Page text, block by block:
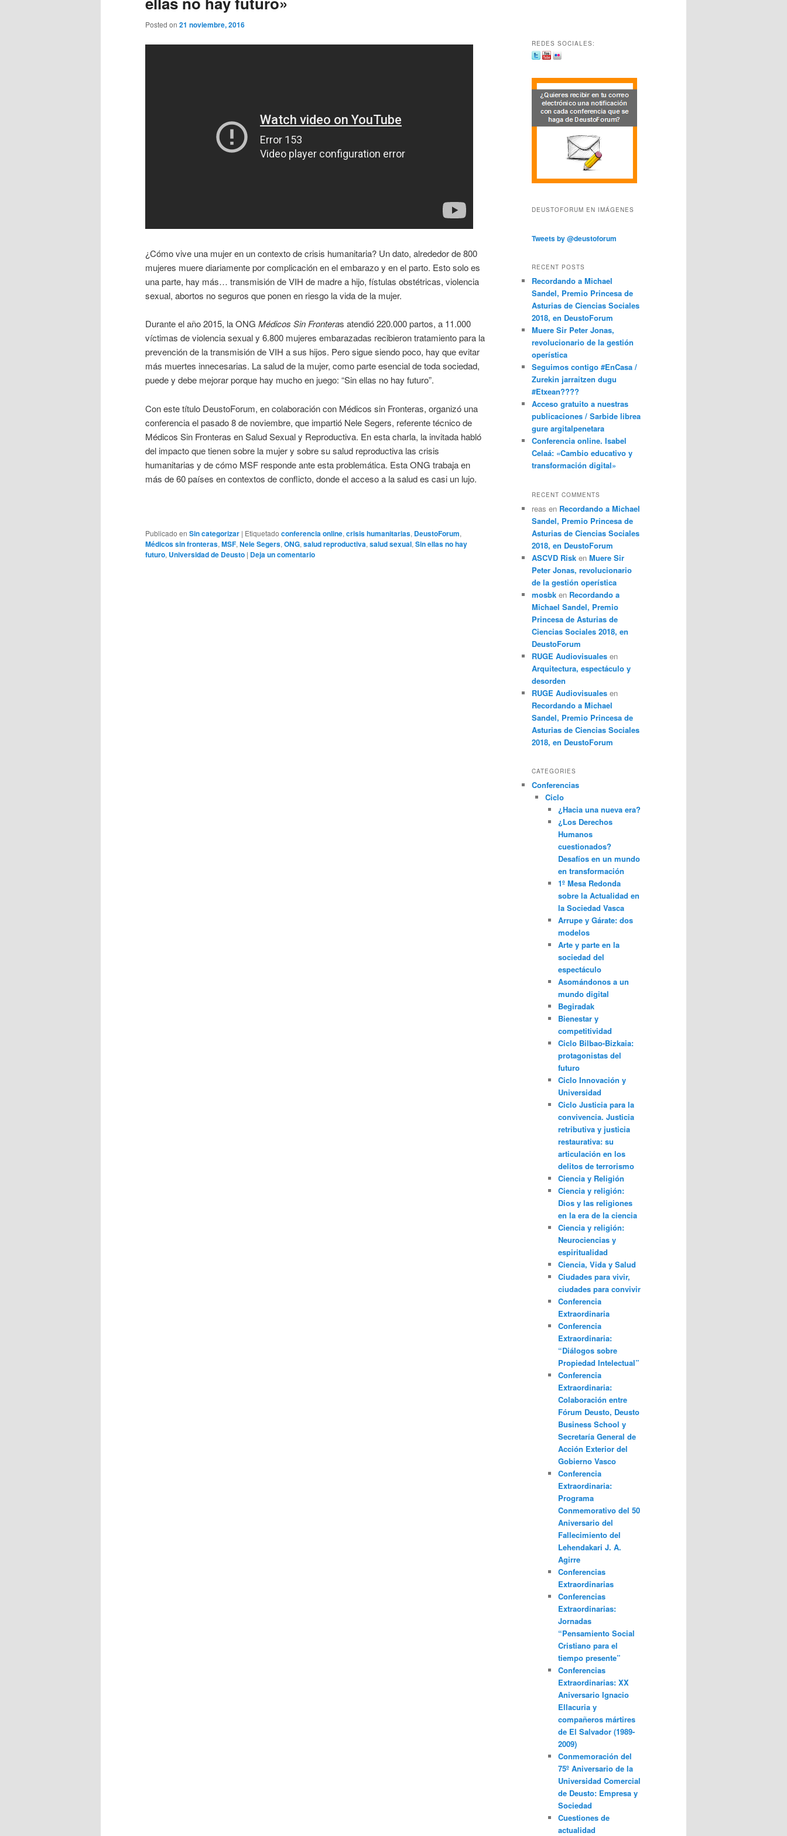
Posted on 21 noviembre, 2016
¿Cómo vive una mujer en un contexto de crisis humanitaria? Un dato, alrededor de 800
mujeres muere diariamente por complicación en el embarazo y en el parto. Esto solo es
una parte, hay más… transmisión de VIH de madre a hijo, fístulas obstétricas, violencia
sexual, abortos no seguros que ponen en riesgo la vida de la mujer.
Durante el año 2015, la ONG Médicos Sin Fronteras atendió 220.000 partos, a 11.000
víctimas de violencia sexual y 6.800 mujeres embarazadas recibieron tratamiento para la
prevención de la transmisión de VIH a sus hijos. Pero sigue siendo poco, hay que evitar
más muertes innecesarias. La salud de la mujer, como parte esencial de toda sociedad,
puede y debe mejorar porque hay mucho en juego: “Sin ellas no hay futuro”.
Con este título DeustoForum, en colaboración con Médicos sin Fronteras, organizó una
conferencia el pasado 8 de noviembre, que impartió Nele Segers, referente técnico de
Médicos Sin Fronteras en Salud Sexual y Reproductiva. En esta charla, la invitada habló
del impacto que tienen sobre la mujer y sobre su salud reproductiva las crisis
humanitarias y de cómo MSF responde ante esta problemática. Esta ONG trabaja en
más de 60 países en contextos de conflicto, donde el acceso a la salud es casi un lujo.
Publicado en Sin categorizar | Etiquetado conferencia online,crisis humanitarias, DeustoForum,
Médicos sin fronteras,MSF,Nele Segers,ONG,salud reproductiva,salud sexual,Sin ellas no hay
futuro, Universidad de Deusto | Deja un comentario
REDES SOCIALES:
DEUSTOFORUM EN IMÁGENES
Tweets by @deustoforum
RECENT POSTS
Recordando a Michael
Sandel, Premio Princesa de
Asturias de Ciencias Sociales
2018, en DeustoForum
Muere Sir Peter Jonas,
revolucionario de la gestión
operística
Seguimos contigo #EnCasa /
Zurekin jarraitzen dugu
#Etxean????
Acceso gratuito a nuestras
publicaciones / Sarbide librea
gure argitalpenetara
Conferencia online. Isabel
Celaá: «Cambio educativo y
transformación digital»
RECENT COMMENTS
reas en Recordando a Michael
Sandel, Premio Princesa de
Asturias de Ciencias Sociales
2018, en DeustoForum
ASCVD Risk en Muere Sir
Peter Jonas, revolucionario
de la gestión operística
mosbk en Recordando a
Michael Sandel, Premio
Princesa de Asturias de
Ciencias Sociales 2018, en
DeustoForum
RUGE Audiovisuales en
Arquitectura, espectáculo y
desorden
RUGE Audiovisuales en
Recordando a Michael
Sandel, Premio Princesa de
Asturias de Ciencias Sociales
2018, en DeustoForum
CATEGORIES
Conferencias
Ciclo
¿Hacia una nueva era?
¿Los Derechos
Humanos
cuestionados?
Desafíos en un mundo
en transformación
1º Mesa Redonda
sobre la Actualidad en
la Sociedad Vasca
Arrupe y Gárate: dos
modelos
Arte y parte en la
sociedad del
espectáculo
Asomándonos a un
mundo digital
Begiradak
Bienestar y
competitividad
Ciclo Bilbao-Bizkaia:
protagonistas del
futuro
Ciclo Innovación y
Universidad
Ciclo Justicia para la
convivencia. Justicia
retributiva y justicia
restaurativa: su
articulación en los
delitos de terrorismo
Ciencia y Religión
Ciencia y religión:
Dios y las religiones
en la era de la ciencia
Ciencia y religión:
Neurociencias y
espiritualidad
Ciencia, Vida y Salud
Ciudades para vivir,
ciudades para convivir
Conferencia
Extraordinaria
Conferencia
Extraordinaria:
“Diálogos sobre
Propiedad Intelectual”
Conferencia
Extraordinaria:
Colaboración entre
Fórum Deusto, Deusto
Business School y
Secretaría General de
Acción Exterior del
Gobierno Vasco
Conferencia
Extraordinaria:
Programa
Conmemorativo del 50
Aniversario del
Fallecimiento del
Lehendakari J. A.
Agirre
Conferencias
Extraordinarias
Conferencias
Extraordinarias:
Jornadas
“Pensamiento Social
Cristiano para el
tiempo presente”
Conferencias
Extraordinarias: XX
Aniversario Ignacio
Ellacuria y
compañeros mártires
de El Salvador (1989-
2009)
Conmemoración del
75º Aniversario de la
Universidad Comercial
de Deusto: Empresa y
Sociedad
Cuestiones de
actualidad